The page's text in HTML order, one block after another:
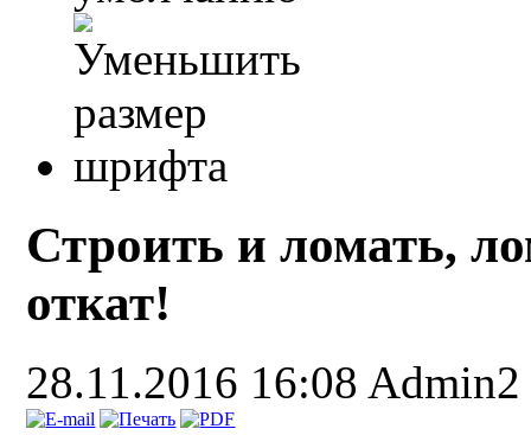
Строить и ломать,
откат!
28.11.2016 16:08 Admin2